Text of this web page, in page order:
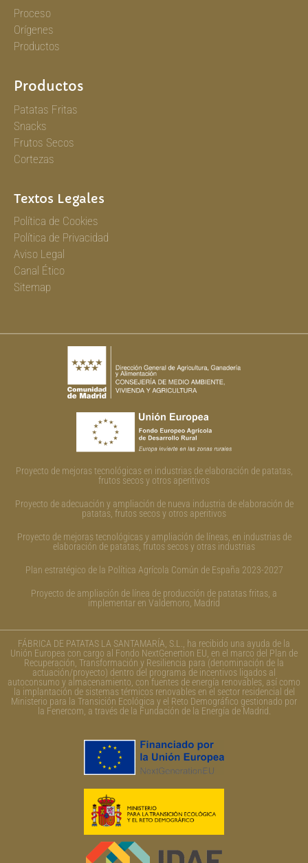
Proceso
Orígenes
Productos
Productos
Patatas Fritas
Snacks
Frutos Secos
Cortezas
Textos Legales
Política de Cookies
Política de Privacidad
Aviso Legal
Canal Ético
Sitemap
Proyecto de mejoras tecnológicas en industrias de elaboración de patatas,
frutos secos y otros aperitivos
Proyecto de adecuación y ampliación de nueva industria de elaboración de
patatas, frutos secos y otros aperitivos
Proyecto de mejoras tecnológicas y ampliación de líneas, en industrias de
elaboración de patatas, frutos secos y otras industrias
Plan estratégico de la Política Agrícola Común de España 2023-2027
Proyecto de ampliación de línea de producción de patatas fritas, a
implementar en Valdemoro, Madrid
FÁBRICA DE PATATAS LA SANTAMARÍA, S.L., ha recibido una ayuda de la
Unión Europea con cargo al Fondo NextGenertion EU, en el marco del Plan de
Recuperación, Transformación y Resiliencia para (denominación de la
actuación/proyecto) dentro del programa de incentivos ligados al
autoconsumo y almacenamiento, con fuentes de energía renovables, así como
la implantación de sistemas térmicos renovables en el sector residencial del
Ministerio para la Transición Ecológica y el Reto Demográfico gestionado por
la Fenercom, a través de la Fundación de la Energía de Madrid.